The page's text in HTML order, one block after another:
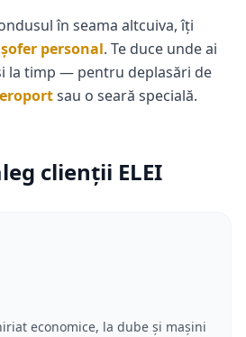
în seama altcuiva, îți
personal. Te duce unde ai
la timp — pentru deplasări de
sau o seară specială.
clienții ELEI
economice, la dube și mașini